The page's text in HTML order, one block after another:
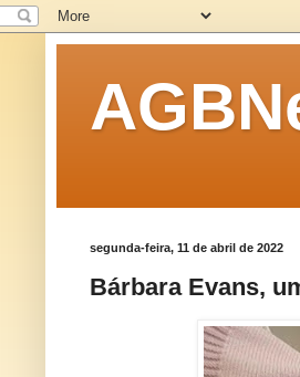
segunda-feira, 11 de abril de 2022
Bárbara Evans,